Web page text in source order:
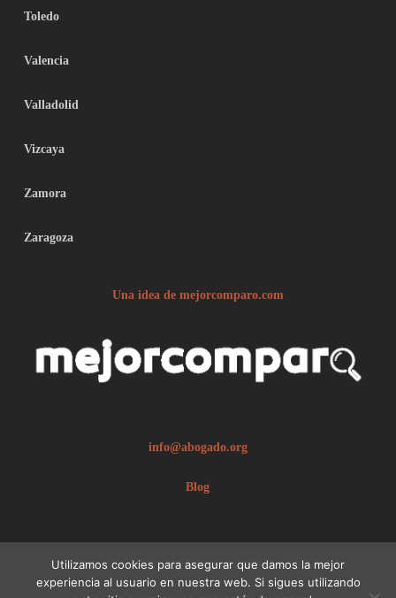
Toledo
Valencia
Valladolid
Vizcaya
Zamora
Zaragoza
Una idea de mejorcomparo.com
info@abogado.org
Blog
Utilizamos cookies para asegurar que damos la mejor
experiencia al usuario en nuestra web. Si sigues utilizando